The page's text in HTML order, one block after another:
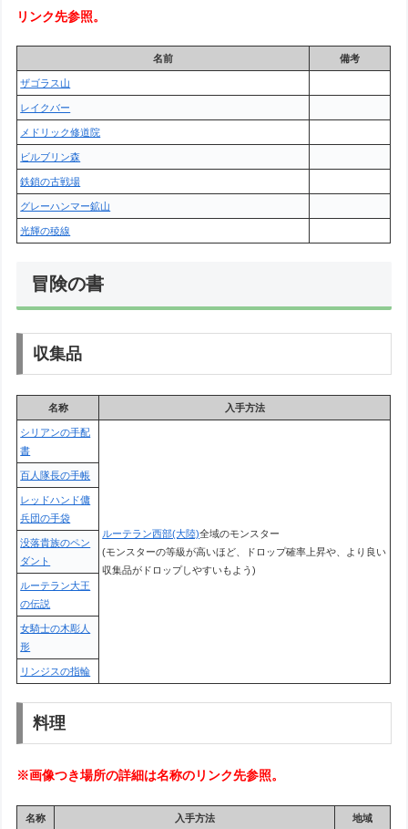
リンク先参照。
名前 備考
ザゴラス山
レイクバー
メドリック修道院
ビルブリン森
鉄鎖の古戦場
グレーハンマー鉱山
光輝の稜線
冒険の書
収集品
名称 入手方法
シリアンの手配
書
ルーテラン西部(大陸)全域のモンスター
(モンスターの等級が高いほど、ドロップ確率上昇や、より良い
収集品がドロップしやすいもよう)
百人隊長の手帳
レッドハンド傭
兵団の手袋
没落貴族のペン
ダント
ルーテラン大王
の伝説
女騎士の木彫人
形
リンジスの指輪
料理
※画像つき場所の詳細は名称のリンク先参照。
名称 入手方法 地域